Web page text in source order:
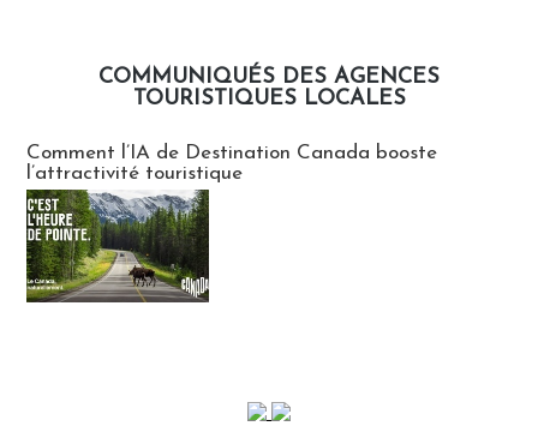
COMMUNIQUÉS DES AGENCES
TOURISTIQUES LOCALES
Comment l’IA de Destination Canada booste
l’attractivité touristique